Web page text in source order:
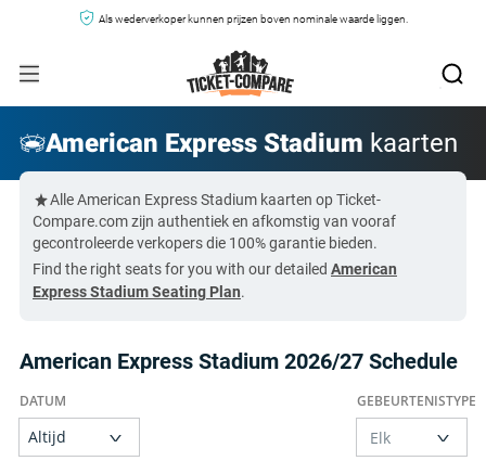
Als wederverkoper kunnen prijzen boven nominale waarde liggen.
American Express Stadium kaarten
Alle American Express Stadium kaarten op Ticket-
Compare.com zijn authentiek en afkomstig van vooraf
gecontroleerde verkopers die 100% garantie bieden.
Find the right seats for you with our detailed American
Express Stadium Seating Plan.
American Express Stadium 2026/27 Schedule